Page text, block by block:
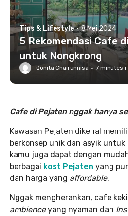
Tips & Lifestyle · 8 Mei 2024
5 Rekomendasi Cafe
untuk Nongkrong
Qonita Chairunnisa · 7 minutes
Cafe di Pejaten nggak hanya
Kawasan Pejaten dikenal
berkonsep unik dan asyik untuk
kamu juga dapat dengan
berbagai kost Pejaten yang
dan harga yang affordable.
Nggak mengherankan, cafe
ambienceyang nyaman dan